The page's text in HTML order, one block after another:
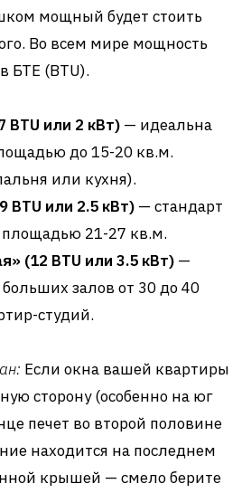
мощный будет стоить
Во всем мире мощность
БТЕ (BTU).
BTU или 2 кВт) — идеальна
до 15-20 кв.м.
или кухня).
BTU или 2.5 кВт) — стандарт
21-27 кв.м.
(12 BTU или 3.5 кВт) —
залов от 30 до 40
студий.
Если окна вашей квартиры
сторону (особенно на юг
печет во второй половине
находится на последнем
крышей — смело берите